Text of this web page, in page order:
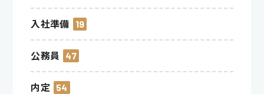
入社準備 19
公務員 47
内定 54